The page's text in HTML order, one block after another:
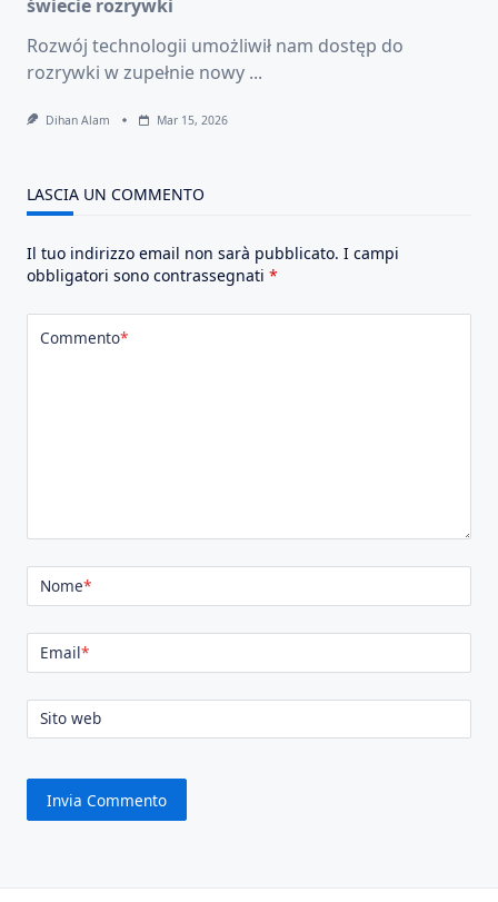
świecie rozrywki
Rozwój technologii umożliwił nam dostęp do
rozrywki w zupełnie nowy ...
Dihan Alam Mar 15, 2026
LASCIA UN COMMENTO
Il tuo indirizzo email non sarà pubblicato. I campi
obbligatori sono contrassegnati *
Commento*
Nome*
Email*
Sito web